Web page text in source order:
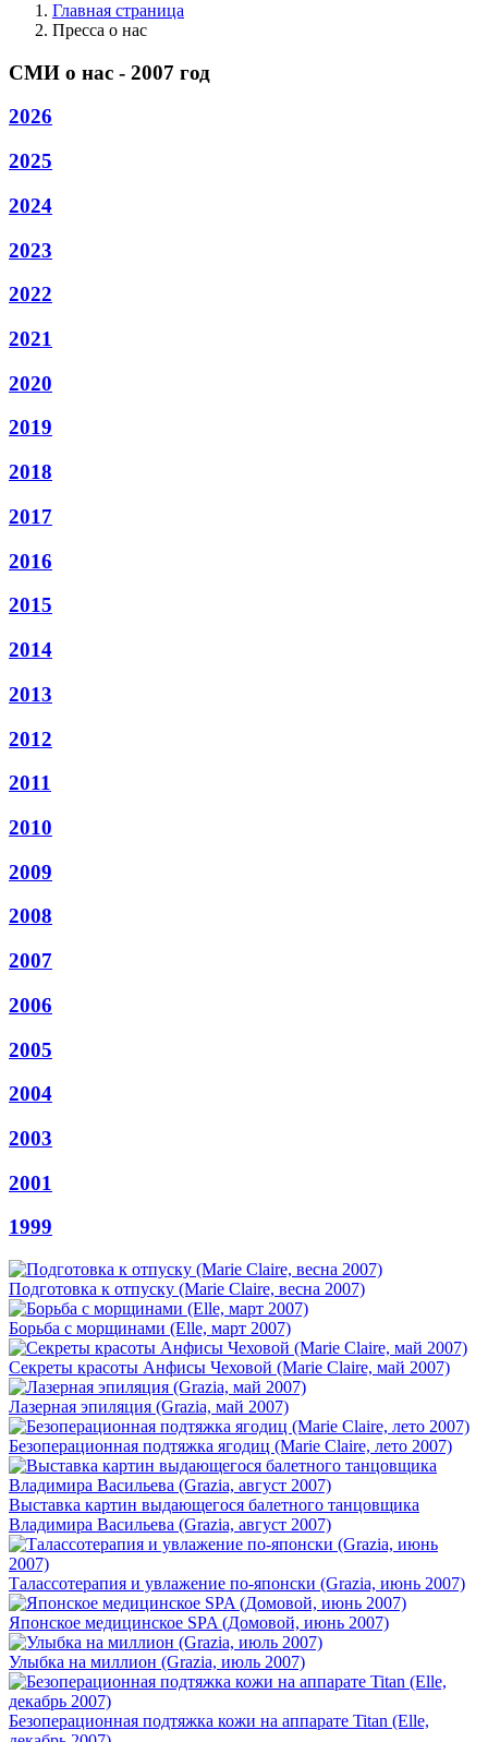
Главная страница
Пресса о нас
СМИ о нас - 2007 год
2026
2025
2024
2023
2022
2021
2020
2019
2018
2017
2016
2015
2014
2013
2012
2011
2010
2009
2008
2007
2006
2005
2004
2003
2001
1999
Подготовка к отпуску (Marie Claire, весна 2007)
Борьба с морщинами (Elle, март 2007)
Секреты красоты Анфисы Чеховой (Marie Claire, май 2007)
Лазерная эпиляция (Grazia, май 2007)
Безоперационная подтяжка ягодиц (Marie Claire, лето 2007)
Выставка картин выдающегося балетного танцовщика
Владимира Васильева (Grazia, август 2007)
Талассотерапия и увлажение по-японски (Grazia, июнь 2007)
Японское медицинское SPA (Домовой, июнь 2007)
Улыбка на миллион (Grazia, июль 2007)
Безоперационная подтяжка кожи на аппарате Titan (Elle,